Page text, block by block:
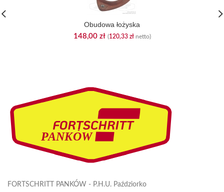
Obudowa łożyska
148,00 zł (120,33 złnetto)
FORTSCHRITT PANKÓW - P.H.U. Paździorko